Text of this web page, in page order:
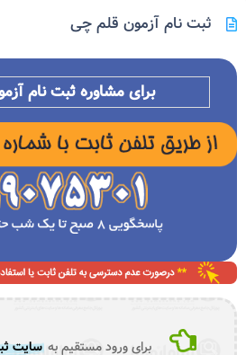
ثبت نام آزمون قلم چی
برای مشاوره ثبت نام
برای ورود مستقیم به سایت